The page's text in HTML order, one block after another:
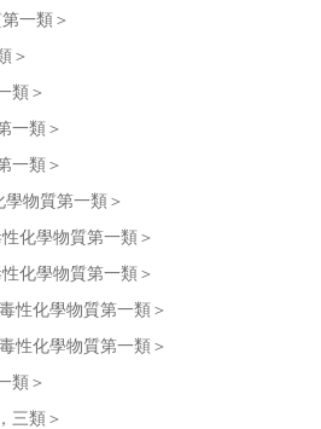
一類＞
＞
類＞
一類＞
一類＞
物質第一類＞
化學物質第一類＞
化學物質第一類＞
性化學物質第一類＞
性化學物質第一類＞
類＞
三類＞